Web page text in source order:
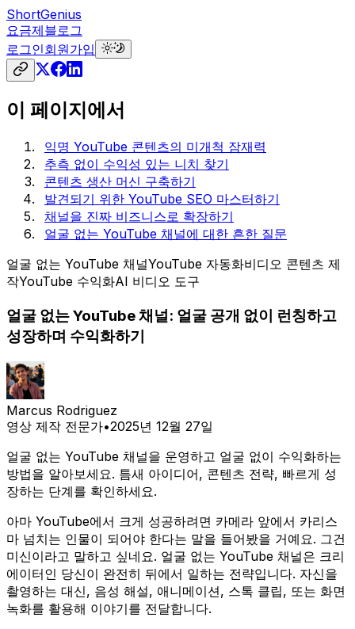
ShortGenius
요금제블로그
로그인회원가입
이 페이지에서
익명 YouTube 콘텐츠의 미개척 잠재력
추측 없이 수익성 있는 니치 찾기
콘텐츠 생산 머신 구축하기
발견되기 위한 YouTube SEO 마스터하기
채널을 진짜 비즈니스로 확장하기
얼굴 없는 YouTube 채널에 대한 흔한 질문
얼굴 없는 YouTube 채널YouTube 자동화비디오 콘텐츠 제
작YouTube 수익화AI 비디오 도구
얼굴 없는 YouTube 채널: 얼굴 공개 없이 런칭하고
성장하며 수익화하기
Marcus Rodriguez
영상 제작 전문가•2025년 12월 27일
얼굴 없는 YouTube 채널을 운영하고 얼굴 없이 수익화하는
방법을 알아보세요. 틈새 아이디어, 콘텐츠 전략, 빠르게 성
장하는 단계를 확인하세요.
아마 YouTube에서 크게 성공하려면 카메라 앞에서 카리스
마 넘치는 인물이 되어야 한다는 말을 들어봤을 거예요. 그건
미신이라고 말하고 싶네요. 얼굴 없는 YouTube 채널은 크리
에이터인 당신이 완전히 뒤에서 일하는 전략입니다. 자신을
촬영하는 대신, 음성 해설, 애니메이션, 스톡 클립, 또는 화면
녹화를 활용해 이야기를 전달합니다.